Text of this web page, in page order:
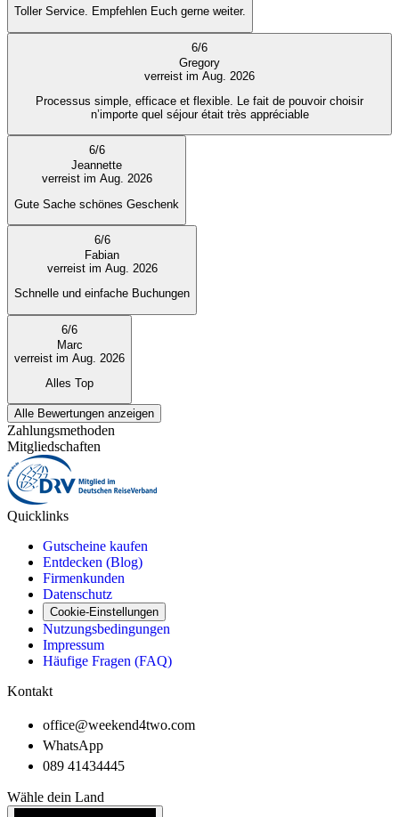
Toller Service. Empfehlen Euch gerne weiter.
6/6
Gregory
verreist im Aug. 2026
Processus simple, efficace et flexible. Le fait de pouvoir choisir
n’importe quel séjour était très appréciable
6/6
Jeannette
verreist im Aug. 2026
Gute Sache schönes Geschenk
6/6
Fabian
verreist im Aug. 2026
Schnelle und einfache Buchungen
6/6
Marc
verreist im Aug. 2026
Alles Top
Alle Bewertungen anzeigen
Zahlungsmethoden
Mitgliedschaften
Quicklinks
Gutscheine kaufen
Entdecken (Blog)
Firmenkunden
Datenschutz
Cookie-Einstellungen
Nutzungsbedingungen
Impressum
Häufige Fragen (FAQ)
Kontakt
office@weekend4two.com
WhatsApp
089 41434445
Wähle dein Land